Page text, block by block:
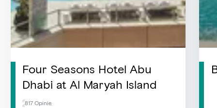
Four Seasons Hotel Abu
Dhabi at Al Maryah Island
817 Opinie